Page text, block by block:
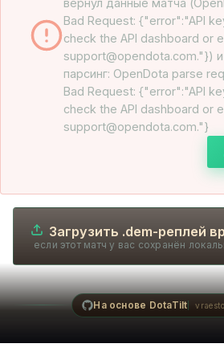
вернул данные матча
Bad Request: {"error":"API
check the API dashboard or
support@opendota.com."}) и
парсинг: OpenDota parse
Bad Request: {"error":"API
check the API dashboard or
support@opendota.com."}
Загрузить .dem-реплей
если этот матч у вас сохранён
На основе DotaTilt